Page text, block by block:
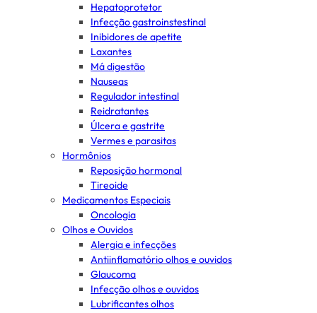
Hepatoprotetor
Infecção gastroinstestinal
Inibidores de apetite
Laxantes
Má digestão
Nauseas
Regulador intestinal
Reidratantes
Úlcera e gastrite
Vermes e parasitas
Hormônios
Reposição hormonal
Tireoide
Medicamentos Especiais
Oncologia
Olhos e Ouvidos
Alergia e infecções
Antiinflamatório olhos e ouvidos
Glaucoma
Infecção olhos e ouvidos
Lubrificantes olhos